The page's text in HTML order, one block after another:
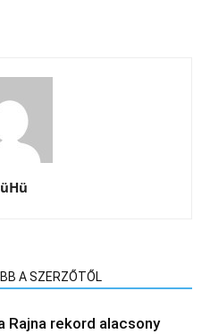
A SZERZŐTŐL
Rajna rekord alacsony